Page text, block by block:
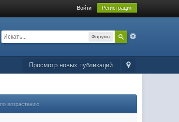
Войти Регистрация
Форумы
Просмотр новых публикаций
по возрастанию